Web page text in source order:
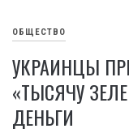
ОБЩЕСТВО
УКРАИНЦЫ
«ТЫСЯЧУ
ДЕНЬГИ